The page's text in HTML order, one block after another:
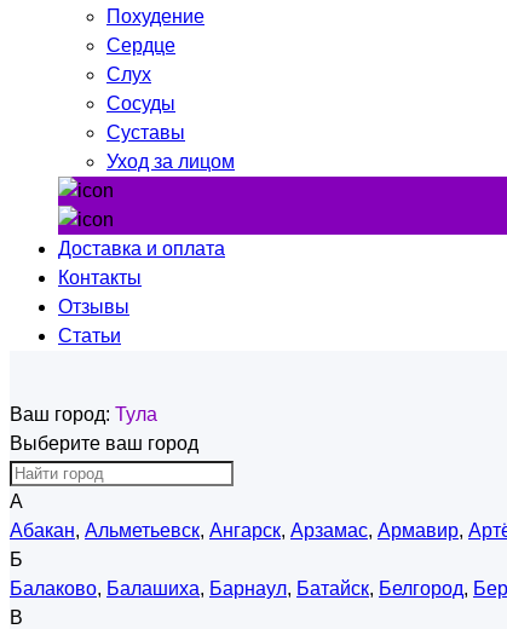
Похудение
Сердце
Слух
Сосуды
Суставы
Уход за лицом
Доставка и оплата
Контакты
Отзывы
Статьи
Ваш город: Тула
Выберите ваш город
А
Абакан, Альметьевск, Ангарск, Арзамас, Армавир,
Б
Балаково, Балашиха, Барнаул, Батайск, Белгород,
В